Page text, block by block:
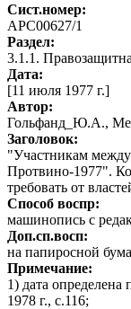
Сист.номер:
АРС00627/1
Раздел:
3.1.1.
Дата:
[11 июля 1977 г.]
Автор:
Гольфанд_Ю.А.,
Заголовок:
"Участникам
Протвино-1977".
требовать от
Способ воспр:
машинопись с
Доп.сп.восп:
на папиросной
Примечание:
1) дата
1978 г., с.116;